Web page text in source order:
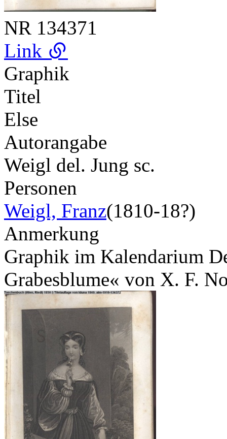
NR 134371
Link
Graphik
Titel
Else
Autorangabe
Weigl del. Jung sc.
Personen
Weigl, Franz(1810-18?)
Anmerkung
Graphik im Kalendarium
Grabesblume« von X. F.